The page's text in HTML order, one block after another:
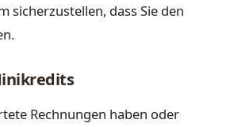
sicherzustellen, dass Sie den
Rechnungen haben oder